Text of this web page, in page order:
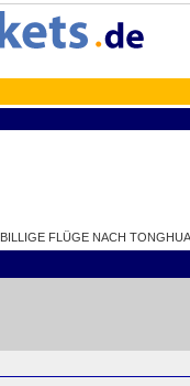
BILLIGE FLÜGE NACH